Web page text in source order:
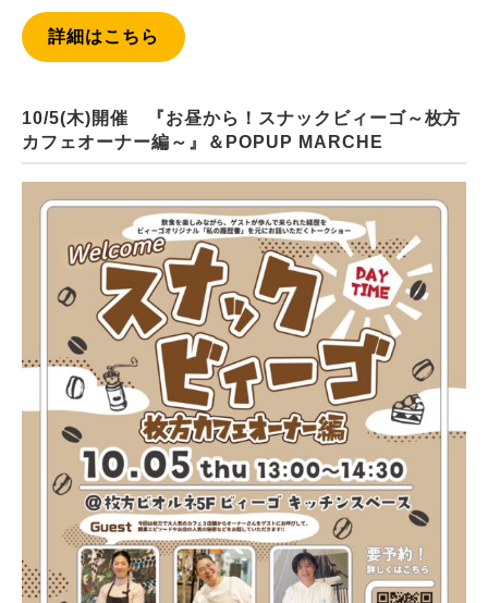
詳細はこちら
10/5(木)開催 『お昼から！スナックビィーゴ～枚方
カフェオーナー編～』＆POPUP MARCHE